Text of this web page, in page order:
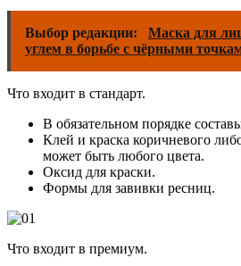
Выбор редакции:
Маска для
углем в борьбе с чёрными
Что входит в стандарт.
В обязательном порядке
Клей и краска коричневого
может быть любого цвета.
Оксид для краски.
Формы для завивки ресниц.
Что входит в премиум.